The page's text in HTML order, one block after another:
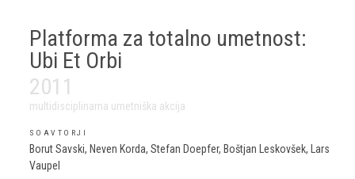
Platforma za totalno umetnost:
Ubi Et Orbi
2011
multidisciplinarna umetniška akcija
SOAVTORJI
Borut Savski, Neven Korda, Stefan Doepfer, Boštjan Leskovšek, Lars
Vaupel